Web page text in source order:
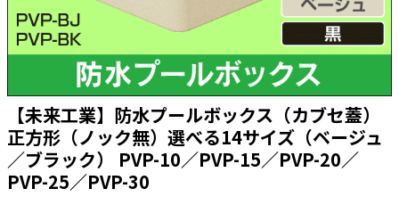
照明・照明器具
電源タップ・延長コード
スイッチ・コンセント（配線器具）
PF管/FEP管/CD管/情報線保護管
ボックス・ビニル電線管付属品・引き込
みカバー
工具関連
【未来工業】防水プールボックス（カブセ蓋）
正方形（ノック無）選べる14サイズ（ベージュ
／ブラック） PVP-10／PVP-15／PVP-20／
PVP-25／PVP-30